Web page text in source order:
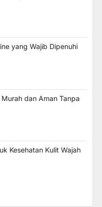
yang Wajib Dipenuhi
dan Aman Tanpa
Kesehatan Kulit Wajah